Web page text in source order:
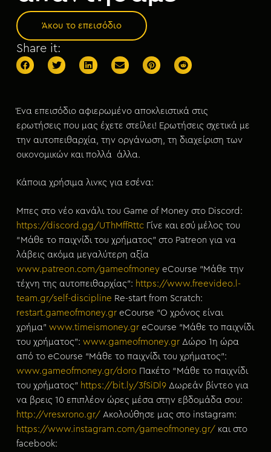
ν
ο
Άκου το επεισόδιο
Share it:
Ένα επεισόδιο αφιερωμένο αποκλειστικά στις
ερωτήσεις που μας έχετε στείλει! Ερωτήσεις σχετικά με
την αυτοπειθαρχία, την οργάνωση, τη διαχείριση των
οικονομικών και πολλά άλλα.
Κάποια χρήσιμα λινκς για εσένα:
Μπες στο νέο κανάλι του Game of Money στο Discord:
https://discord.gg/UThMffRttcΓίνε και εσύ μέλος του
“Μάθε το παιχνίδι του χρήματος” στο Patreon για να
λάβεις ακόμα μεγαλύτερη αξία
www.patreon.com/gameofmoneyeCourse “Μάθε την
τέχνη της αυτοπειθαρχίας”: https://www.freevideo.l-
team.gr/self-discipline Re-start from Scratch:
restart.gameofmoney.greCourse “Ο χρόνος είναι
χρήμα” www.timeismoney.greCourse “Μάθε το παιχνίδι
του χρήματος”: www.gameofmoney.grΔώρο 1η ώρα
από το eCourse “Μάθε το παιχνίδι του χρήματος”:
www.gameofmoney.gr/doroΠακέτο “Μάθε το παιχνίδι
του χρήματος” https://bit.ly/3fSiDl9Δωρεάν βίντεο για
να βρεις 10 επιπλέον ώρες μέσα στην εβδομάδα σου:
http://vresxrono.gr/ Ακολούθησε μας στο instagram:
https://www.instagram.com/gameofmoney.gr/ και στο
facebook: